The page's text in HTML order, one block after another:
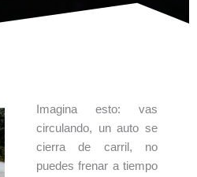
Imagina esto: vas
circulando, un auto se
cierra de carril, no
puedes frenar a tiempo